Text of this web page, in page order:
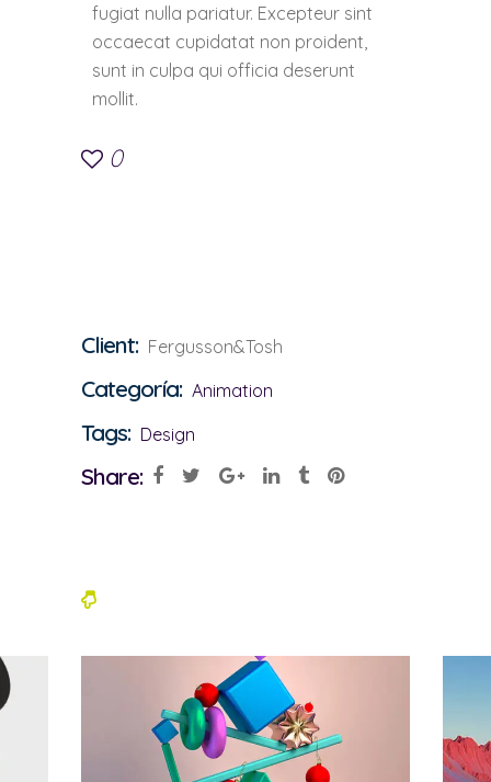
fugiat nulla pariatur. Excepteur sint
occaecat cupidatat non proident,
sunt in culpa qui officia deserunt
mollit.
0
Client: Fergusson&Tosh
Categoría: Animation
Tags: Design
Share: